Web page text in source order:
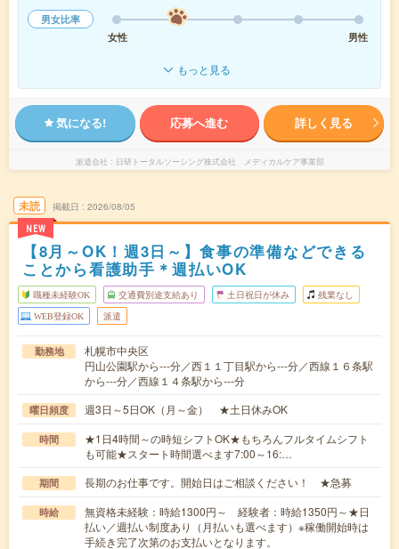
男女比率
女性
男性
もっと見る
気になる! 応募へ進む 詳しく見る
派遣会社 日研トータルソーシング株式会社 メディカルケア事業部
未読
NEW
掲載日 2026/08/05
【8月～OK！週3日～】食事の準備などできる
ことから看護助手＊週払いOK
職種未経験OK 交通費別途支給あり 土日祝日が休み 残業なし
WEB登録OK 派遣
勤務地
札幌市中央区
円山公園駅から---分／西１１丁目駅から---分／西線１６条駅
から---分／西線１４条駅から---分
曜日頻度 週3日～5日OK（月～金） ★土日休みOK
時間
★1日4時間～の時短シフトOK★もちろんフルタイムシフト
も可能★スタート時間選べます7:00～16:…
期間 長期のお仕事です。開始日はご相談ください！ ★急募
時給
無資格未経験：時給1300円～ 経験者：時給1350円～★日
払い／週払い制度あり（月払いも選べます）※稼働開始時は
手続き完了次第のお支払いとなります。